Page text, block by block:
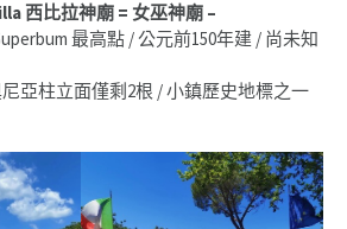
西比拉神廟 = 女巫神廟 –
最高點 / 公元前150年建 / 尚未知
亞柱立面僅剩2根 / 小鎮歷史地標之一